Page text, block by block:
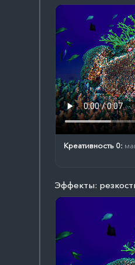
Креативность 0:
Эффекты: